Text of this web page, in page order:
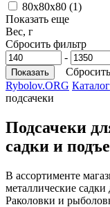
80x80x80 (1)
Показать еще
Вес, г
Сбросить фильтр
-
Сбросить
Rybolov.ORG Каталог
подсачеки
Подсачеки
садки и
В ассортименте
металлические
Раколовки и